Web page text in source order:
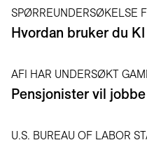
SPØRREUNDERSØKELSE
Hvordan bruker du
AFI HAR UNDERSØKT
Pensjonister vil
U.S. BUREAU OF LABOR